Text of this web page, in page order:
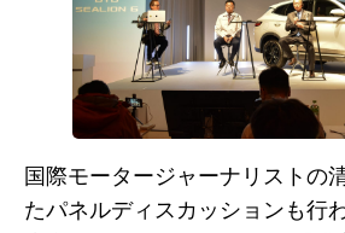
国際モータージャーナリストの
たパネルディスカッションも行